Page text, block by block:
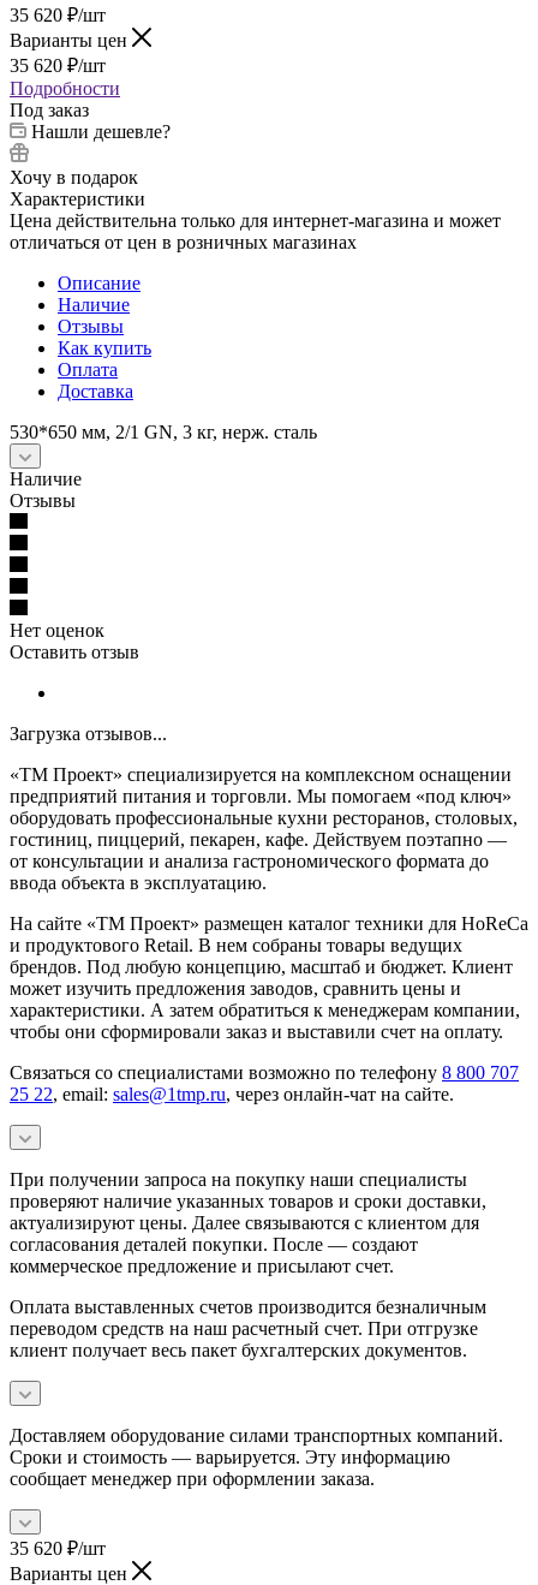
35 620 ₽/шт
Варианты цен
35 620 ₽/шт
Подробности
Под заказ
Нашли дешевле?
Хочу в подарок
Характеристики
Цена действительна только для интернет-магазина и может
отличаться от цен в розничных магазинах
Описание
Наличие
Отзывы
Как купить
Оплата
Доставка
530*650 мм, 2/1 GN, 3 кг, нерж. сталь
Наличие
Отзывы
Нет оценок
Оставить отзыв
Загрузка отзывов...
«ТМ Проект» специализируется на комплексном оснащении
предприятий питания и торговли. Мы помогаем «под ключ»
оборудовать профессиональные кухни ресторанов, столовых,
гостиниц, пиццерий, пекарен, кафе. Действуем поэтапно —
от консультации и анализа гастрономического формата до
ввода объекта в эксплуатацию.
На сайте «ТМ Проект» размещен каталог техники для HoReCa
и продуктового Retail. В нем собраны товары ведущих
брендов. Под любую концепцию, масштаб и бюджет. Клиент
может изучить предложения заводов, сравнить цены и
характеристики. А затем обратиться к менеджерам компании,
чтобы они сформировали заказ и выставили счет на оплату.
Связаться со специалистами возможно по телефону 8 800 707
25 22, email: sales@1tmp.ru, через онлайн-чат на сайте.
При получении запроса на покупку наши специалисты
проверяют наличие указанных товаров и сроки доставки,
актуализируют цены. Далее связываются с клиентом для
согласования деталей покупки. После — создают
коммерческое предложение и присылают счет.
Оплата выставленных счетов производится безналичным
переводом средств на наш расчетный счет. При отгрузке
клиент получает весь пакет бухгалтерских документов.
Доставляем оборудование силами транспортных компаний.
Сроки и стоимость — варьируется. Эту информацию
сообщает менеджер при оформлении заказа.
35 620 ₽/шт
Варианты цен